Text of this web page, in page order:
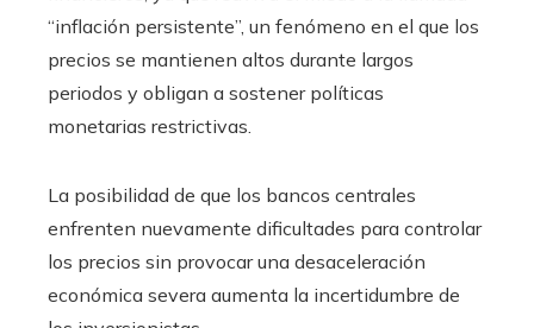
“inflación persistente”, un fenómeno en el que los
precios se mantienen altos durante largos
periodos y obligan a sostener políticas
monetarias restrictivas.
La posibilidad de que los bancos centrales
enfrenten nuevamente dificultades para controlar
los precios sin provocar una desaceleración
económica severa aumenta la incertidumbre de